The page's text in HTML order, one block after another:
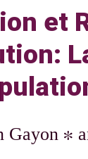
et
Gayon ∗